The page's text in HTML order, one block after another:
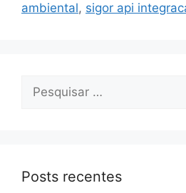
ambiental, sigor api
Posts recentes